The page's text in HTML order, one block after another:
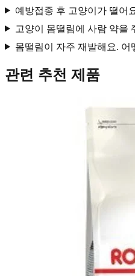
예방접종 후 고양이가 떨어
고양이 몸떨림에 사람 약을
몸떨림이 자주 재발해요. 어
관련 추천 제품